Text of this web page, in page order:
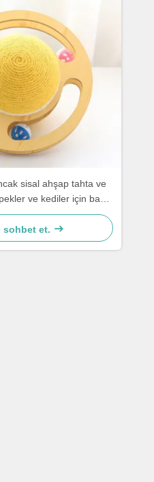
sisal ahşap tahta ve
ve kediler için basit
ve pratik
sohbet et.